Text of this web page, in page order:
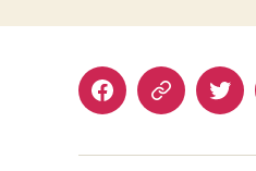
FacebookGoogle+